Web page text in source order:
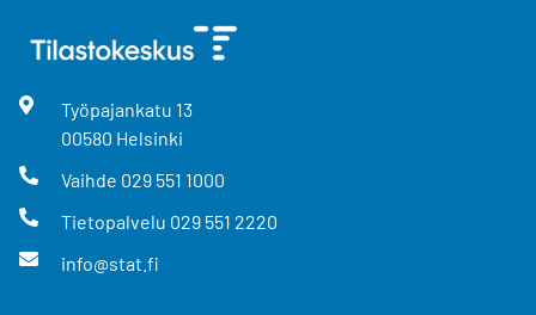
Työpajankatu 13
00580 Helsinki
Vaihde 029 551 1000
Tietopalvelu 029 551 2220
info@stat.fi